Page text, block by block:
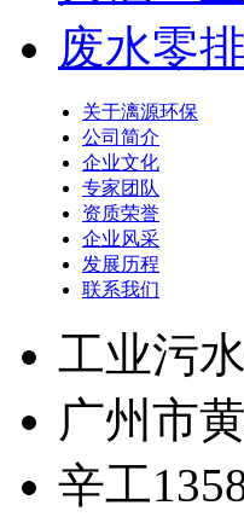
废水零
关于漓源环保
公司简介
企业文化
专家团队
资质荣誉
企业风采
发展历程
联系我们
工业污
广州市
辛工